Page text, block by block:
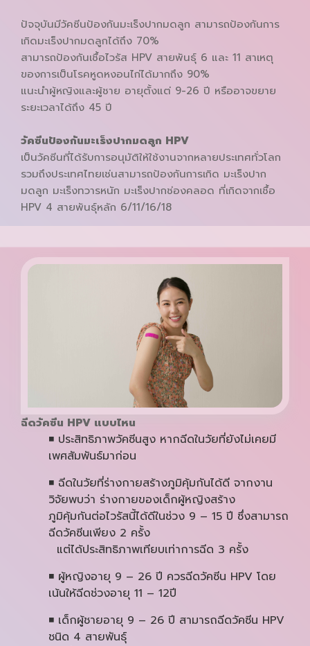
ปัจจุบันมีวัคซีนป้องกันมะเร็งปากมดลูก สามารถป้องกันการ
เกิดมะเร็งปากมดลูกได้ถึง 70%
สามารถป้องกันเชื้อไวรัส HPV สายพันธุ์ 6 และ 11 สาเหตุ
ของการเป็นโรคหูดหงอนไก่ได้มากถึง 90%
แนะนำผู้หญิงและผู้ชาย อายุตั้งแต่ 9-26 ปี หรืออาจขยาย
ระยะเวลาได้ถึง 45 ปี
วัคซีนป้องกันมะเร็งปากมดลูก HPV
เป็นวัคซีนที่ได้รับการอนุมัติให้ใช้งานจากหลายประเทศทั่วโลก
รวมถึงประเทศไทยเช่นสามารถป้องกันการเกิด มะเร็งปาก
มดลูก มะเร็งทวารหนัก มะเร็งปากช่องคลอด ที่เกิดจากเชื้อ
HPV 4 สายพันธุ์หลัก 6/11/16/18
ฉีดวัคซีน HPV แบบไหน
◾ ประสิทธิภาพวัคซีนสูง หากฉีดในวัยที่ยังไม่เคยมี
เพศสัมพันธ์มาก่อน
◾ ฉีดในวัยที่ร่างกายสร้างภูมิคุ้มกันได้ดี จากงาน
วิจัยพบว่า ร่างกายของเด็กผู้หญิงสร้าง
ภูมิคุ้มกันต่อไวรัสนี้ได้ดีในช่วง 9 – 15 ปี ซึ่งสามารถ
ฉีดวัคซีนเพียง 2 ครั้ง
แต่ได้ประสิทธิภาพเทียบเท่าการฉีด 3 ครั้ง
◾ ผู้หญิงอายุ 9 – 26 ปี ควรฉีดวัคซีน HPV โดย
เน้นให้ฉีดช่วงอายุ 11 – 12ปี
◾ เด็กผู้ชายอายุ 9 – 26 ปี สามารถฉีดวัคซีน HPV
ชนิด 4 สายพันธุ์